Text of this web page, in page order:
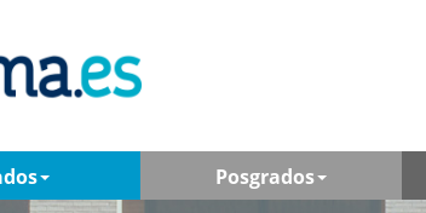
Posgrados